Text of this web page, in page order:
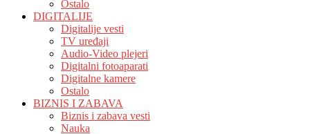
Ostalo
DIGITALIJE
Digitalije vesti
TV uređaji
Audio-Video plejeri
Digitalni fotoaparati
Digitalne kamere
Ostalo
BIZNIS I ZABAVA
Biznis i zabava vesti
Nauka